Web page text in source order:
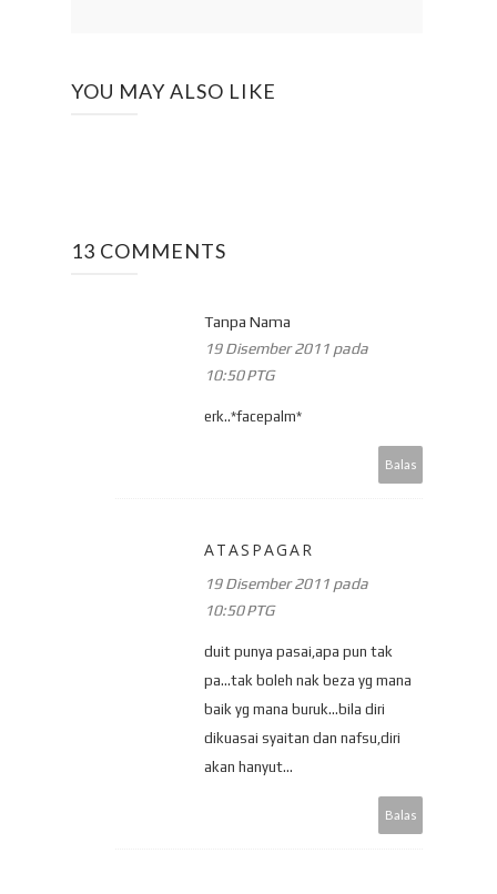
YOU MAY ALSO LIKE
13 COMMENTS
Tanpa Nama
19 Disember 2011 pada
10:50 PTG
erk..*facepalm*
Balas
ATASPAGAR
19 Disember 2011 pada
10:50 PTG
duit punya pasai,apa pun tak
pa...tak boleh nak beza yg mana
baik yg mana buruk...bila diri
dikuasai syaitan dan nafsu,diri
akan hanyut...
Balas